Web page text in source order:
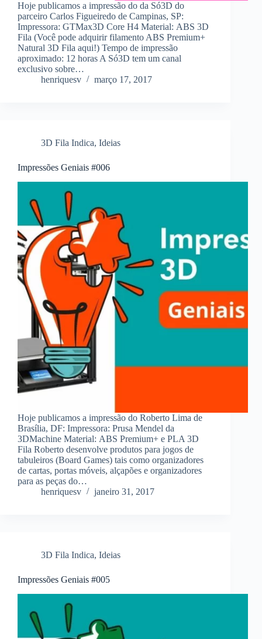
Hoje publicamos a impressão do da Só3D do
parceiro Carlos Figueiredo de Campinas, SP:
Impressora: GTMax3D Core H4 Material: ABS 3D
Fila (Você pode adquirir filamento ABS Premium+
Natural 3D Fila aqui!) Tempo de impressão
aproximado: 12 horas A Só3D tem um canal
exclusivo sobre…
henriquesv
março 17, 2017
3D Fila Indica, Ideias
Impressões Geniais #006
Hoje publicamos a impressão do Roberto Lima de
Brasília, DF: Impressora: Prusa Mendel da
3DMachine Material: ABS Premium+ e PLA 3D
Fila Roberto desenvolve produtos para jogos de
tabuleiros (Board Games) tais como organizadores
de cartas, portas móveis, alçapões e organizadores
para as peças do…
henriquesv
janeiro 31, 2017
3D Fila Indica, Ideias
Impressões Geniais #005